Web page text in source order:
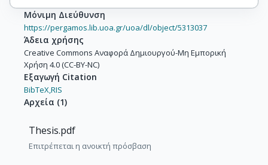
Μόνιμη Διεύθυνση
https://pergamos.lib.uoa.gr/uoa/dl/object/5313037
Άδεια χρήσης
Creative Commons Αναφορά Δημιουργού-Μη Εμπορική
Χρήση 4.0 (CC-BY-NC)
Εξαγωγή Citation
BibTeX,RIS
Αρχεία (1)
Thesis.pdf
Επιτρέπεται η ανοικτή πρόσβαση